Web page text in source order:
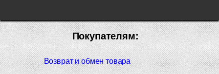
Покупателям:
Возврат и обмен товара